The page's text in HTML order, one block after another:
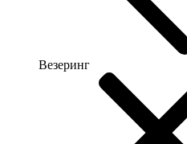
Везеринг